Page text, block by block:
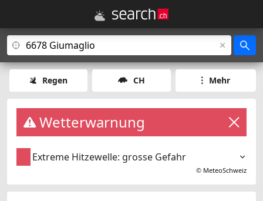
Regen CH Mehr
Wetterwarnung
Extreme Hitzewelle: grosse Gefahr
© MeteoSchweiz